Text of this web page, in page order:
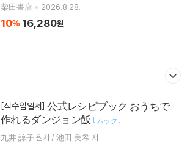
柴田書店 2026.8.28.
10% 16,280원
[직수입일서] 公式レシピブック おうちで
作れるダンジョン飯 [ ムック ]
九井 諒子 원저 / 池田 美希 저